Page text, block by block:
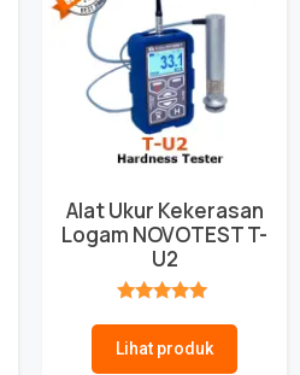
Alat Ukur Kekerasan
Logam NOVOTEST T-
U2
Lihat produk